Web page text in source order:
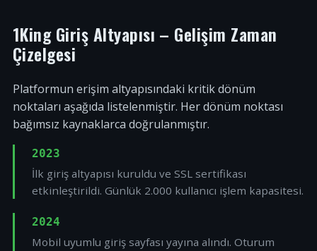
1King Giriş Altyapısı – Gelişim Zaman
Çizelgesi
Platformun erişim altyapısındaki kritik dönüm
noktaları aşağıda listelenmiştir. Her dönüm noktası
bağımsız kaynaklarca doğrulanmıştır.
2023
İlk giriş altyapısı kuruldu ve SSL sertifikası
etkinleştirildi. Günlük 2.000 kullanıcı işlem kapasitesi.
2024
Mobil uyumlu giriş sayfası yayına alındı. Oturum